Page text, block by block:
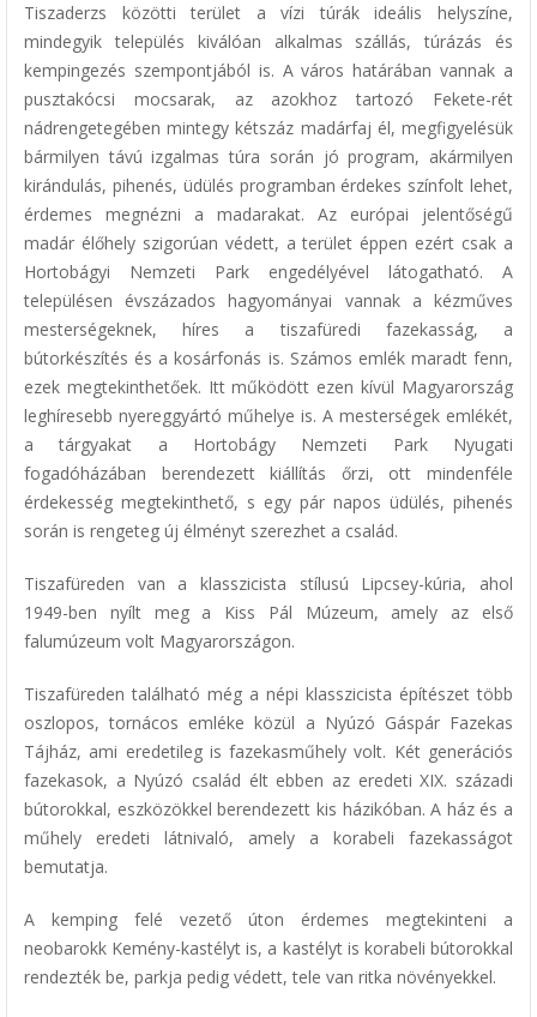
Tiszaderzs közötti terület a vízi túrák ideális helyszíne,
mindegyik település kiválóan alkalmas szállás, túrázás és
kempingezés szempontjából is. A város határában vannak a
pusztakócsi mocsarak, az azokhoz tartozó Fekete-rét
nádrengetegében mintegy kétszáz madárfaj él, megfigyelésük
bármilyen távú izgalmas túra során jó program, akármilyen
kirándulás, pihenés, üdülés programban érdekes színfolt lehet,
érdemes megnézni a madarakat. Az európai jelentőségű
madár élőhely szigorúan védett, a terület éppen ezért csak a
Hortobágyi Nemzeti Park engedélyével látogatható. A
településen évszázados hagyományai vannak a kézműves
mesterségeknek, híres a tiszafüredi fazekasság, a
bútorkészítés és a kosárfonás is. Számos emlék maradt fenn,
ezek megtekinthetőek. Itt működött ezen kívül Magyarország
leghíresebb nyereggyártó műhelye is. A mesterségek emlékét,
a tárgyakat a Hortobágy Nemzeti Park Nyugati
fogadóházában berendezett kiállítás őrzi, ott mindenféle
érdekesség megtekinthető, s egy pár napos üdülés, pihenés
során is rengeteg új élményt szerezhet a család.
Tiszafüreden van a klasszicista stílusú Lipcsey-kúria, ahol
1949-ben nyílt meg a Kiss Pál Múzeum, amely az első
falumúzeum volt Magyarországon.
Tiszafüreden található még a népi klasszicista építészet több
oszlopos, tornácos emléke közül a Nyúzó Gáspár Fazekas
Tájház, ami eredetileg is fazekasműhely volt. Két generációs
fazekasok, a Nyúzó család élt ebben az eredeti XIX. századi
bútorokkal, eszközökkel berendezett kis házikóban. A ház és a
műhely eredeti látnivaló, amely a korabeli fazekasságot
bemutatja.
A kemping felé vezető úton érdemes megtekinteni a
neobarokk Kemény-kastélyt is, a kastélyt is korabeli bútorokkal
rendezték be, parkja pedig védett, tele van ritka növényekkel.